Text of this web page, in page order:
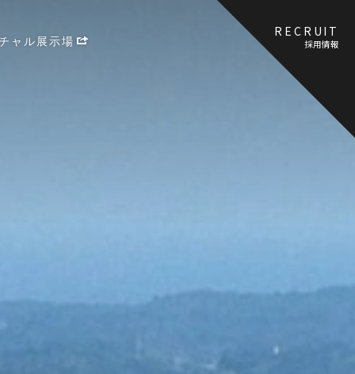
ャル展示場
RECRUIT
採用情報